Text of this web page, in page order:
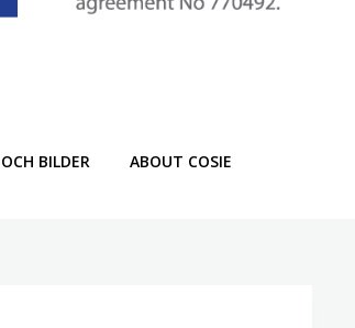
BILDER ABOUT COSIE